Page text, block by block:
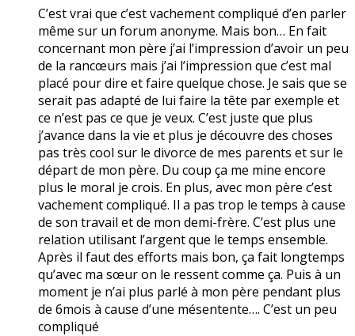
C’est vrai que c’est vachement compliqué d’en parler
même sur un forum anonyme. Mais bon… En fait
concernant mon père j’ai l’impression d’avoir un peu
de la rancœurs mais j’ai l’impression que c’est mal
placé pour dire et faire quelque chose. Je sais que se
serait pas adapté de lui faire la tête par exemple et
ce n’est pas ce que je veux. C’est juste que plus
j’avance dans la vie et plus je découvre des choses
pas très cool sur le divorce de mes parents et sur le
départ de mon père. Du coup ça me mine encore
plus le moral je crois. En plus, avec mon père c’est
vachement compliqué. Il a pas trop le temps à cause
de son travail et de mon demi-frère. C’est plus une
relation utilisant l’argent que le temps ensemble.
Après il faut des efforts mais bon, ça fait longtemps
qu’avec ma sœur on le ressent comme ça. Puis à un
moment je n’ai plus parlé à mon père pendant plus
de 6mois à cause d’une mésentente…. C’est un peu
compliqué